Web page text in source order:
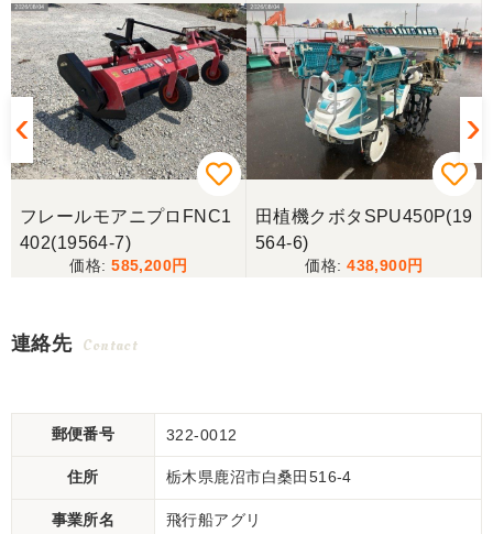
フレールモアニプロFNC1
402(19564-7)
585,200
田植機クボタSPU450P(19
564-6)
438,900
連絡先 Contact
郵便番号 322-0012
住所 栃木県鹿沼市白桑田516-4
事業所名 飛行船アグリ